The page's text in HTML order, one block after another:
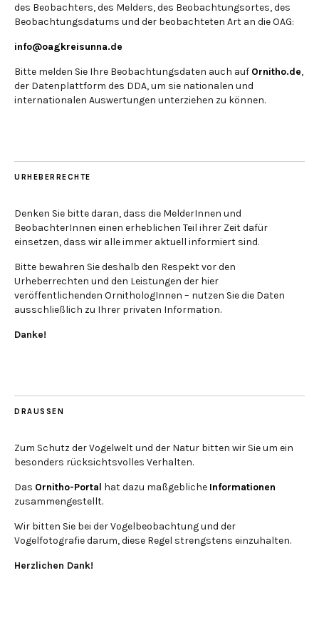
des Beobachters, des Melders, des Beobachtungsortes, des
Beobachtungsdatums und der beobachteten Art an die OAG:
info@oagkreisunna.de
Bitte melden Sie Ihre Beobachtungsdaten auch auf Ornitho.de,
der Datenplattform des DDA, um sie nationalen und
internationalen Auswertungen unterziehen zu können.
URHEBERRECHTE
Denken Sie bitte daran, dass die MelderInnen und
BeobachterInnen einen erheblichen Teil ihrer Zeit dafür
einsetzen, dass wir alle immer aktuell informiert sind.
Bitte bewahren Sie deshalb den Respekt vor den
Urheberrechten und den Leistungen der hier
veröffentlichenden OrnithologInnen – nutzen Sie die Daten
ausschließlich zu Ihrer privaten Information.
Danke!
DRAUSSEN
Zum Schutz der Vogelwelt und der Natur bitten wir Sie um ein
besonders rücksichtsvolles Verhalten.
Das Ornitho-Portal hat dazu maßgebliche Informationen
zusammengestellt.
Wir bitten Sie bei der Vogelbeobachtung und der
Vogelfotografie darum, diese Regel strengstens einzuhalten.
Herzlichen Dank!